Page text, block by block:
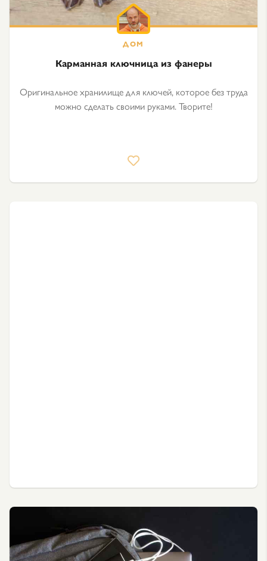
Карманная ключница из фанеры
Оригинальное хранилище для ключей, которое без труда
можно сделать своими руками. Творите!